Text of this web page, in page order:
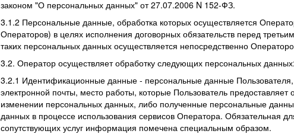
законом "О персональных данных" от 27.07.2006 N 152-ФЗ.
3.1.2 Персональные данные, обработка которых осуществляется
Операторов) в целях исполнения договорных обязательств перед
таких персональных данных осуществляется непосредственно
3.2. Оператор осуществляет обработку следующих персональных данных:
3.2.1 Идентификационные данные - персональные данные
электронной почты, место работы, которые Пользователь
изменении персональных данных, либо полученные персональные
данных в процессе использования сервисов Оператора. Обязательная
сопутствующих услуг информация помечена специальным образом.